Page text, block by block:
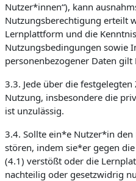
Nutzer*innen“), kann
Nutzungsberechtigung erteilt
Lernplattform und die
Nutzungsbedingungen sowie
personenbezogener Daten gilt
3.3. Jede über die
Nutzung, insbesondere die
ist unzulässig.
3.4. Sollte ein*e Nutzer*in
stören, indem sie*er gegen
(4.1) verstößt oder die
nachteilig oder gesetzwidrig